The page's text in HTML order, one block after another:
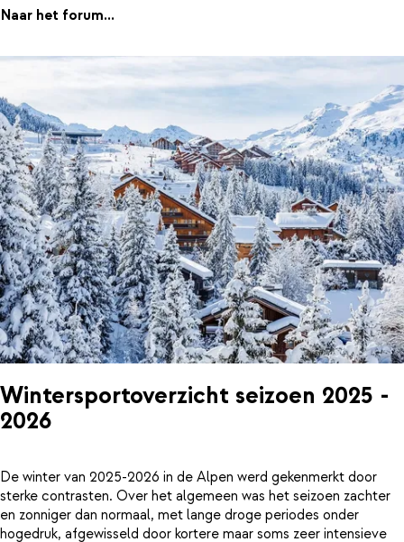
Naar het forum...
Wintersportoverzicht seizoen 2025 -
2026
De winter van 2025-2026 in de Alpen werd gekenmerkt door
sterke contrasten. Over het algemeen was het seizoen zachter
en zonniger dan normaal, met lange droge periodes onder
hogedruk, afgewisseld door kortere maar soms zeer intensieve